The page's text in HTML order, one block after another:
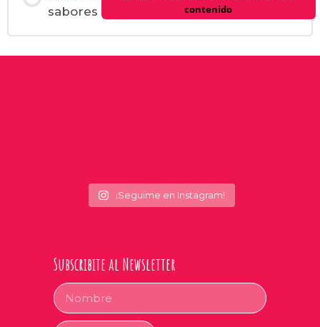
sabores
contenido
¡Seguime en Instagram!
Subscribite al Newsletter